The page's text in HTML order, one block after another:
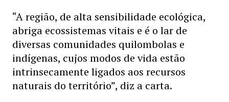
“A região, de alta sensibilidade ecológica,
abriga ecossistemas vitais e é o lar de
diversas comunidades quilombolas e
indígenas, cujos modos de vida estão
intrinsecamente ligados aos recursos
naturais do território”, diz a carta.